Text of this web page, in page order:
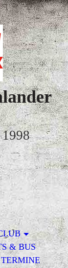
1998
& BUS